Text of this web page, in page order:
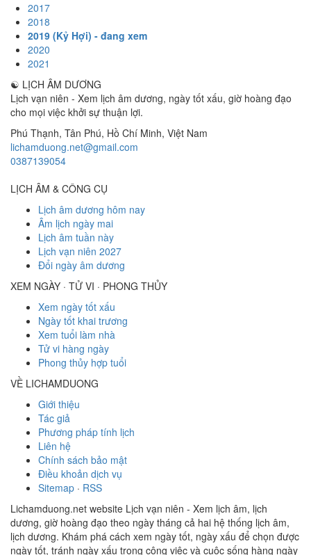
2017
2018
2019 (Kỷ Hợi) - đang xem
2020
2021
☯ LỊCH ÂM DƯƠNG
Lịch vạn niên - Xem lịch âm dương, ngày tốt xấu, giờ hoàng đạo
cho mọi việc khởi sự thuận lợi.
Phú Thạnh, Tân Phú, Hồ Chí Minh, Việt Nam
lichamduong.net@gmail.com
0387139054
LỊCH ÂM & CÔNG CỤ
Lịch âm dương hôm nay
Âm lịch ngày mai
Lịch âm tuần này
Lịch vạn niên 2027
Đổi ngày âm dương
XEM NGÀY · TỬ VI · PHONG THỦY
Xem ngày tốt xấu
Ngày tốt khai trương
Xem tuổi làm nhà
Tử vi hàng ngày
Phong thủy hợp tuổi
VỀ LICHAMDUONG
Giới thiệu
Tác giả
Phương pháp tính lịch
Liên hệ
Chính sách bảo mật
Điều khoản dịch vụ
Sitemap · RSS
Lichamduong.net website Lịch vạn niên - Xem lịch âm, lịch
dương, giờ hoàng đạo theo ngày tháng cả hai hệ thống lịch âm,
lịch dương. Khám phá cách xem ngày tốt, ngày xấu để chọn được
ngày tốt, tránh ngày xấu trong công việc và cuộc sống hàng ngày